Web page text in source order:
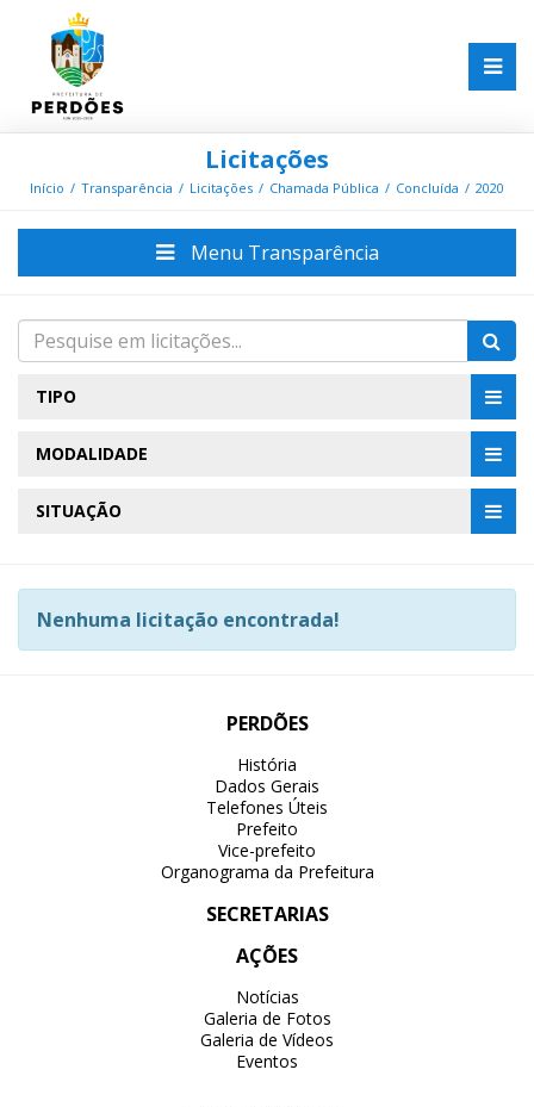
Licitações
Início Transparência Licitações Chamada Pública Concluída 2020
Menu Transparência
TIPO
MODALIDADE
SITUAÇÃO
Nenhuma licitação encontrada!
PERDÕES
História
Dados Gerais
Telefones Úteis
Prefeito
Vice-prefeito
Organograma da Prefeitura
SECRETARIAS
AÇÕES
Notícias
Galeria de Fotos
Galeria de Vídeos
Eventos